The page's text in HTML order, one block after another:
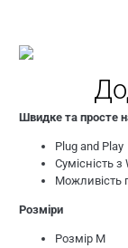
Швидке та просте
Plug and Play
Сумісність
Можливість
Розміри
Розмір M